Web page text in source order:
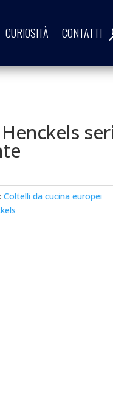
CURIOSITÀ CONTATTI
Coltelli da cucina europei